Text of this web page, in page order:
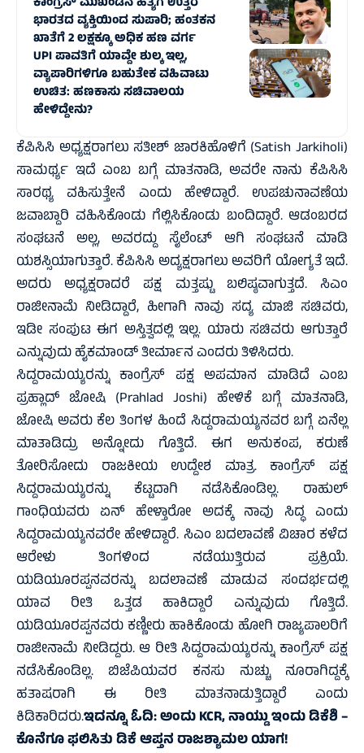
ಭಾರತದ ವ್ಯಕ್ತಿಯಿಂದ ಸುಪಾರಿ; ಹಂತಕನ
ಖಾತೆಗೆ 2 ಲಕ್ಷಕ್ಕೂ ಅಧಿಕ ಹಣ ವರ್ಗ
UPI ಪಾವತಿಗೆ ಯಾವ್ದೇ ಶುಲ್ಕ ಇಲ್ಲ,
ವ್ಯಾಪಾರಿಗಳಿಗೂ ಬಹುತೇಕ ವಹಿವಾಟು
ಉಚಿತ: ಹಣಕಾಸು ಸಚಿವಾಲಯ
ಹೇಳಿದ್ದೇನು?
ಕೆಪಿಸಿಸಿ ಅಧ್ಯಕ್ಷರಾಗಲು ಸತೀಶ್ ಜಾರಕಿಹೊಳಿಗೆ (Satish Jarkiholi)
ಸಾಮರ್ಥ್ಯ ಇದೆ ಎಂಬ ಬಗ್ಗೆ ಮಾತನಾಡಿ, ಅವರೇ ನಾನು ಕೆಪಿಸಿಸಿ
ಸಾರಥ್ಯ ವಹಿಸುತ್ತೇನೆ ಎಂದು ಹೇಳಿದ್ದಾರೆ. ಉಪಚುನಾವಣೆಯ
ಜವಾಬ್ದಾರಿ ವಹಿಸಿಕೊಂಡು ಗೆಲ್ಲಿಸಿಕೊಂಡು ಬಂದಿದ್ದಾರೆ. ಆಡಂಬರದ
ಸಂಘಟನೆ ಅಲ್ಲ, ಅವರದ್ದು ಸೈಲೆಂಟ್ ಆಗಿ ಸಂಘಟನೆ ಮಾಡಿ
ಯಶಸ್ಸಿಯಾಗುತ್ತಾರೆ. ಕೆಪಿಸಿಸಿ ಅದ್ಯಕ್ಷರಾಗಲು ಅವರಿಗೆ ಯೋಗ್ಯತೆ ಇದೆ.
ಅದರು ಅಧ್ಯಕ್ಷರಾದರೆ ಪಕ್ಷ ಮತ್ತಷ್ಟು ಬಲಿಷ್ಠವಾಗುತ್ತದೆ. ಸಿಎಂ
ರಾಜೀನಾಮೆ ನೀಡಿದ್ದಾರೆ, ಹೀಗಾಗಿ ನಾವು ಸದ್ಯ ಮಾಜಿ ಸಚಿವರು,
ಇಡೀ ಸಂಪುಟ ಈಗ ಅಸ್ತಿತ್ವದಲ್ಲಿ ಇಲ್ಲ. ಯಾರು ಸಚಿವರು ಆಗುತ್ತಾರೆ
ಎನ್ನುವುದು ಹೈಕಮಾಂಡ್ ತೀರ್ಮಾನ ಎಂದರು ತಿಳಿಸಿದರು.
ಸಿದ್ದರಾಮಯ್ಯರನ್ನು ಕಾಂಗ್ರೆಸ್ ಪಕ್ಷ ಅಪಮಾನ ಮಾಡಿದೆ ಎಂಬ
ಪ್ರಹ್ಲಾದ್ ಜೋಷಿ (Prahlad Joshi) ಹೇಳಿಕೆ ಬಗ್ಗೆ ಮಾತನಾಡಿ,
ಜೋಷಿ ಅವರು ಕೆಲ ತಿಂಗಳ ಹಿಂದೆ ಸಿದ್ದರಾಮಯ್ಯನವರ ಬಗ್ಗೆ ಏನೆಲ್ಲ
ಮಾತಾಡಿದ್ರು ಅನ್ನೋದು ಗೊತ್ತಿದೆ. ಈಗ ಅನುಕಂಪ, ಕರುಣೆ
ತೋರಿಸೋದು ರಾಜಕೀಯ ಉದ್ದೇಶ ಮಾತ್ರ. ಕಾಂಗ್ರೆಸ್ ಪಕ್ಷ
ಸಿದ್ದರಾಮಯ್ಯರನ್ನು ಕೆಟ್ಟದಾಗಿ ನಡೆಸಿಕೊಂಡಿಲ್ಲ. ರಾಹುಲ್
ಗಾಂಧಿಯವರು ಏನ್ ಹೇಳ್ತಾರೋ ಅದಕ್ಕೆ ನಾವು ಸಿದ್ಧ ಎಂದು
ಸಿದ್ದರಾಮಯ್ಯನವರೇ ಹೇಳಿದ್ದಾರೆ. ಸಿಎಂ ಬದಲಾವಣೆ ವಿಚಾರ ಕಳೆದ
ಆರೇಳು ತಿಂಗಳಿಂದ ನಡೆಯುತ್ತಿರುವ ಪ್ರಕ್ರಿಯೆ.
ಯಡಿಯೂರಪ್ಪನವರನ್ನು ಬದಲಾವಣೆ ಮಾಡುವ ಸಂದರ್ಭದಲ್ಲಿ
ಯಾವ ರೀತಿ ಒತ್ತಡ ಹಾಕಿದ್ದಾರೆ ಎನ್ನುವುದು ಗೊತ್ತಿದೆ.
ಯಡಿಯೂರಪ್ಪನವರು ಕಣ್ಣೀರು ಹಾಕಿಕೊಂಡು ಹೋಗಿ ರಾಜ್ಯಪಾಲರಿಗೆ
ರಾಜೀನಾಮೆ ನೀಡಿದ್ದರು. ಆ ರೀತಿ ಸಿದ್ದರಾಮಯ್ಯರನ್ನು ಕಾಂಗ್ರೆಸ್ ಪಕ್ಷ
ನಡೆಸಿಕೊಂಡಿಲ್ಲ. ಬಿಜೆಪಿಯವರ ಕನಸು ನುಚ್ಚು ನೂರಾಗಿದ್ದಕ್ಕೆ
ಹತಾಷರಾಗಿ ಈ ರೀತಿ ಮಾತನಾಡುತ್ತಿದ್ದಾರೆ ಎಂದು
ಕಿಡಿಕಾರಿದರು.ಇದನ್ನೂ ಓದಿ:ಅಂದು KCR, ನಾಯ್ಡು ಇಂದು ಡಿಕೆಶಿ –
ಕೊನೆಗೂ ಫಲಿಸಿತು ಡಿಕೆ ಆಪ್ತನ ರಾಜಶ್ಯಾಮಲ ಯಾಗ!